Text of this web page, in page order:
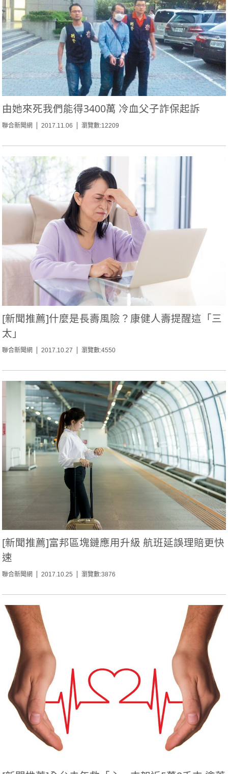
由她來死我們能得3400萬 冷血父子詐保起訴
聯合新聞網 2017.11.06 瀏覽數:12209
[新聞推薦]什麼是長壽風險？康健人壽提醒這「三
太」
聯合新聞網 2017.10.27 瀏覽數:4550
[新聞推薦]富邦區塊鏈應用升級 航班延誤理賠更快
速
聯合新聞網 2017.10.25 瀏覽數:3876